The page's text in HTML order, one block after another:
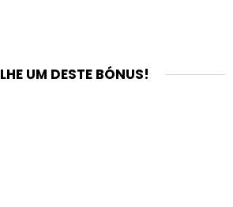
UM DESTE BÓNUS!